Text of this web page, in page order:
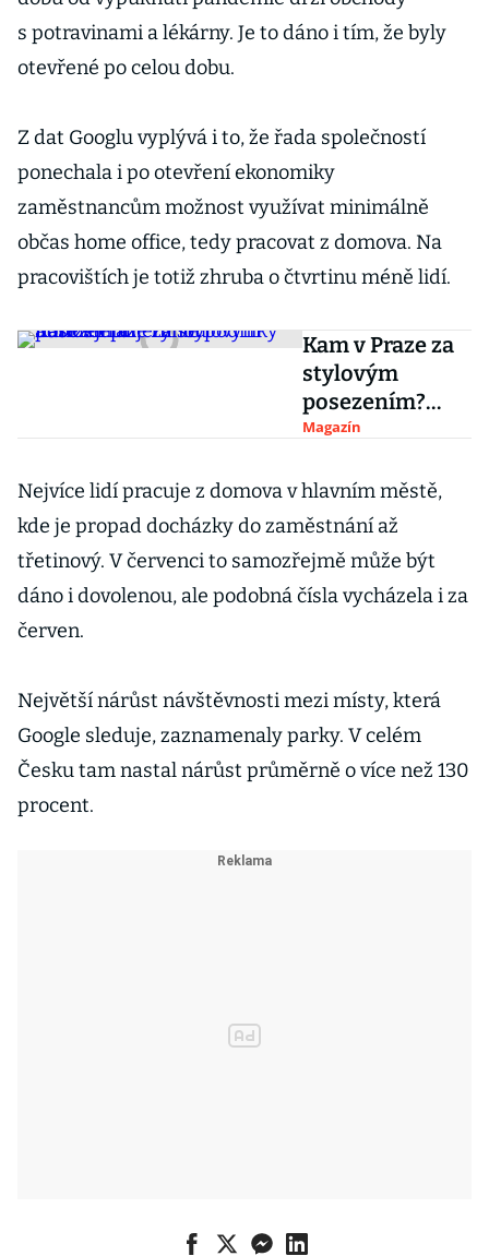
s potravinami a lékárny. Je to dáno i tím, že byly
otevřené po celou dobu.
Z dat Googlu vyplývá i to, že řada společností
ponechala i po otevření ekonomiky
zaměstnancům možnost využívat minimálně
občas home office, tedy pracovat z domova. Na
pracovištích je totiž zhruba o čtvrtinu méně lidí.
Kam v Praze za
stylovým
posezením?
Tyhle podniky
příjemnou
atmosféru
Magazín
Nejvíce lidí pracuje z domova v hlavním městě,
kde je propad docházky do zaměstnání až
třetinový. V červenci to samozřejmě může být
dáno i dovolenou, ale podobná čísla vycházela i za
červen.
Největší nárůst návštěvnosti mezi místy, která
Google sleduje, zaznamenaly parky. V celém
Česku tam nastal nárůst průměrně o více než 130
procent.